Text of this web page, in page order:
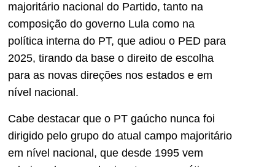
majoritário nacional do Partido, tanto na
composição do governo Lula como na
política interna do PT, que adiou o PED para
2025, tirando da base o direito de escolha
para as novas direções nos estados e em
nível nacional.
Cabe destacar que o PT gaúcho nunca foi
dirigido pelo grupo do atual campo majoritário
em nível nacional, que desde 1995 vem